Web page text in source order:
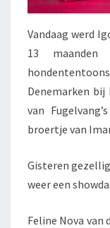
Vandaag werd
13
Denemarken bij
van
broertje van
Gisteren
weer een
Feline Nova van